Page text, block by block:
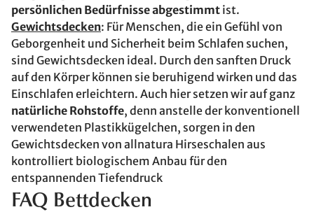
persönlichen Bedürfnisse abgestimmt ist.
Gewichtsdecken: Für Menschen, die ein Gefühl von
Geborgenheit und Sicherheit beim Schlafen suchen,
sind Gewichtsdecken ideal. Durch den sanften Druck
auf den Körper können sie beruhigend wirken und das
Einschlafen erleichtern. Auch hier setzen wir auf ganz
natürliche Rohstoffe, denn anstelle der konventionell
verwendeten Plastikkügelchen, sorgen in den
Gewichtsdecken von allnatura Hirseschalen aus
kontrolliert biologischem Anbau für den
entspannenden Tiefendruck
FAQ Bettdecken